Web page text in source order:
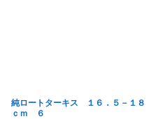
純ロートターキス １６．５－１８
ｃｍ ６